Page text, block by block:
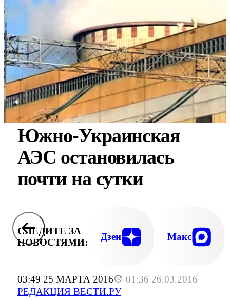
03:49 25 МАРТА 2016
01:36 26.03.2016
РЕДАКЦИЯ ВЕСТИ.РУ
Южно-Украинская
АЭС остановилась
почти на сутки
СЛЕДИТЕ ЗА
НОВОСТЯМИ:
Дзен Макс